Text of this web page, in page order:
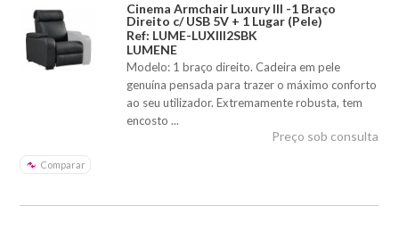
Cinema Armchair Luxury III -1 Braço
Direito c/ USB 5V + 1 Lugar (Pele)
Ref: LUME-LUXIII2SBK
LUMENE
Modelo: 1 braço direito. Cadeira em pele
genuína pensada para trazer o máximo conforto
ao seu utilizador. Extremamente robusta, tem
encosto ...
Comparar
Preço sob consulta